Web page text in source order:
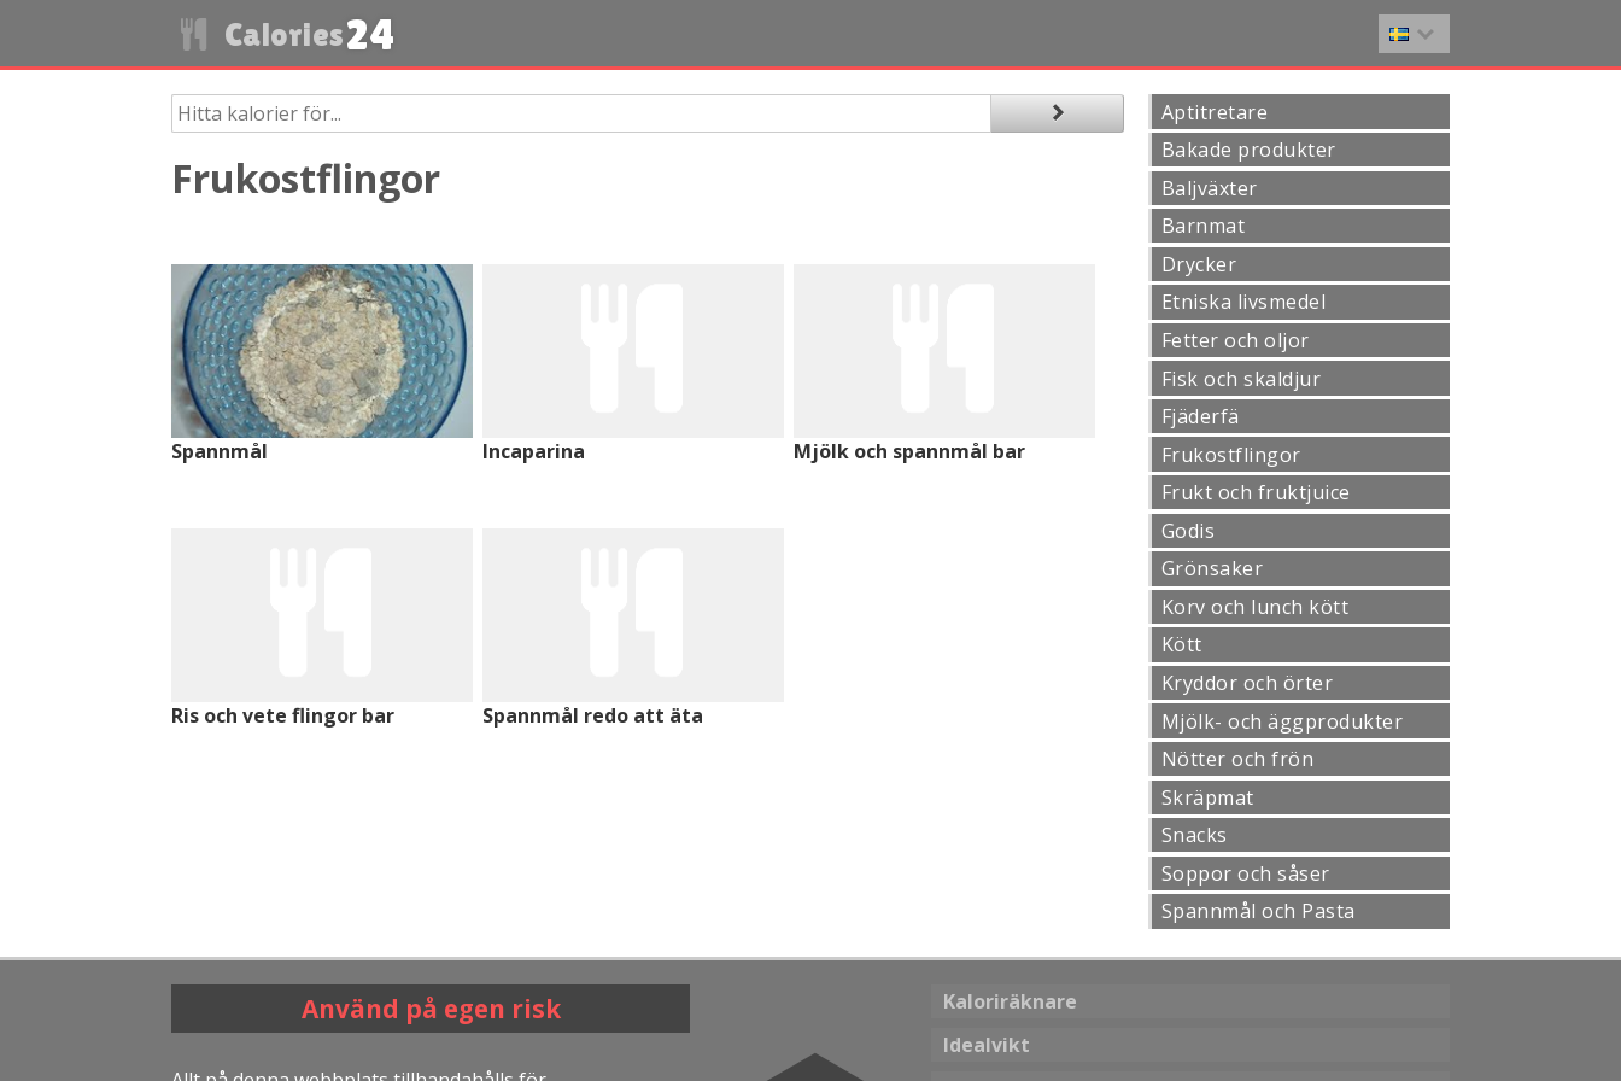
Calories24
Frukostflingor
Spannmål Incaparina Mjölk och spannmål bar
Ris och vete flingor bar Spannmål redo att äta
Aptitretare
Bakade produkter
Baljväxter
Barnmat
Drycker
Etniska livsmedel
Fetter och oljor
Fisk och skaldjur
Fjäderfä
Frukostflingor
Frukt och fruktjuice
Godis
Grönsaker
Korv och lunch kött
Kött
Kryddor och örter
Mjölk- och äggprodukter
Nötter och frön
Skräpmat
Snacks
Soppor och såser
Spannmål och Pasta
Använd på egen risk
Kaloriräknare
Idealvikt